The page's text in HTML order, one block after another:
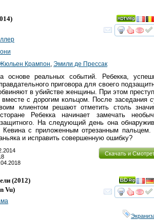
Крампон, Эмили де Прессак
основе реальных событий. Ребекка,
приговора для своего
в убийстве женщины. При этом
вместе с дорогим кольцом. После заседания
клиентом решают отметить столь
Ребекка начинает замечать
На следующий день она
Кевина с приложенным отрезанным пальцем.
и исправить совершенную ошибку?
Скачать и
(2012)
Vu)